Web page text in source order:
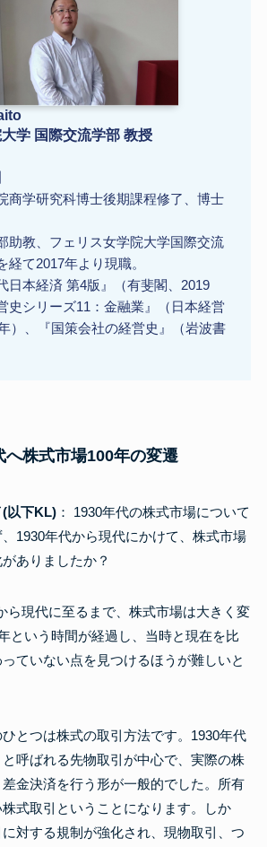
学 国際交流学部 教授
商学研究科博士後期課程修了、博士
助教、フェリス女学院大学国際交流
経て2017年より現職。
日本経済 第4版』（有斐閣、2019
史シリーズ11：金融業』（日本経営
）、『国策会社の経営史』（岩波書
へ株式市場100年の変遷
(以下KL)： 1930年代の株式市場について
1930年代から現代にかけて、株式市場
ありましたか？
ら現代に至るまで、株式市場は大きく変
という時間が経過し、当時と現在を比
ていない点を見つけるほうが難しいと
とつは株式の取引方法です。1930年代
呼ばれる先物取引が中心で、実際の株
金決済を行う形が一般的でした。所有
式取引ということになります。しか
対する規制が強化され、現物取引、つ